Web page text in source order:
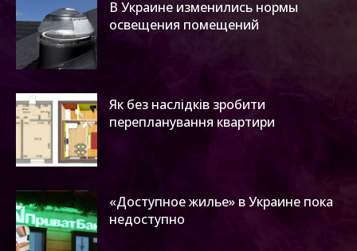
В Украине изменились нормы
освещения помещений
Як без наслідків зробити
перепланування квартири
«Доступное жилье» в Украине пока
недоступно